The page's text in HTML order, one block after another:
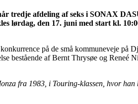
tredje afdeling af seks i SONAX
lørdag, den 17. juni med start kl.
på de små kommuneveje på
bestående af Bernt Thrysøe og Reneé
fra 1983, i Touring-klassen, hvor